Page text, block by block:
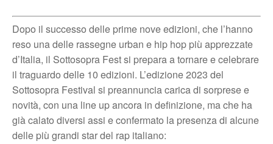
Dopo il successo delle prime nove edizioni, che l’hanno
reso una delle rassegne urban e hip hop più apprezzate
d’Italia, il Sottosopra Fest si prepara a tornare e celebrare
il traguardo delle 10 edizioni. L’edizione 2023 del
Sottosopra Festival si preannuncia carica di sorprese e
novità, con una line up ancora in definizione, ma che ha
già calato diversi assi e confermato la presenza di alcune
delle più grandi star del rap italiano: